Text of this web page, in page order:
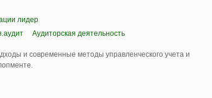
лидер
Аудиторская деятельность
и современные методы управленческого учета и